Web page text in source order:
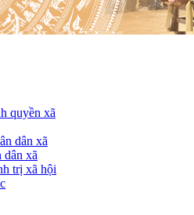
quyền xã
dân xã
dân xã
trị xã hội